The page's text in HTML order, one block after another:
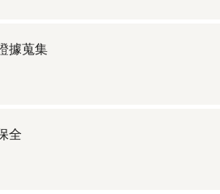
據蒐集
全